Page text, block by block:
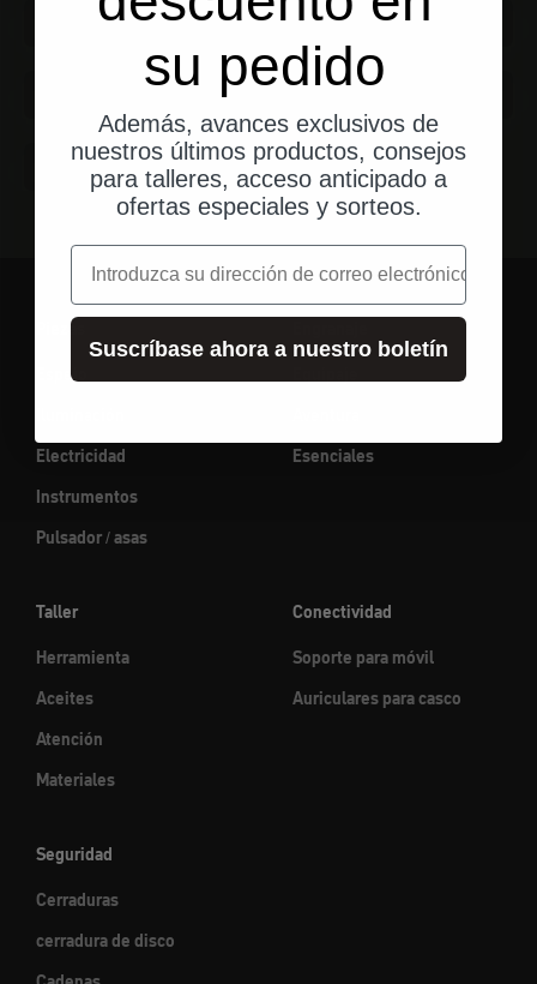
Cocina exterior Cuchillos
Multiherramientas
Piezas
Espejo
Electricidad
Instrumentos
Pulsador / asas
Esenciales
Taller
Herramienta
Aceites
Atención
Materiales
Conectividad
Soporte para móvil
Auriculares para casco
Seguridad
Cerraduras
cerradura de disco
su pedido
Además, avances exclusivos de
nuestros últimos productos, consejos
para talleres, acceso anticipado a
ofertas especiales y sorteos.
correo electrónico
Suscríbase ahora a nuestro boletín